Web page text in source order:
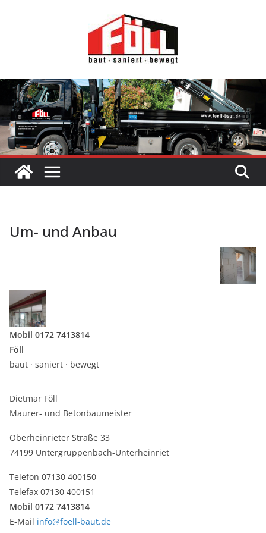
Um- und Anbau
Mobil 0172 7413814
Föll
baut · saniert · bewegt
Dietmar Föll
Maurer- und Betonbaumeister
Oberheinrieter Straße 33
74199 Untergruppenbach-Unterheinriet
Telefon 07130 400150
Telefax 07130 400151
Mobil 0172 7413814
E-Mail info@foell-baut.de